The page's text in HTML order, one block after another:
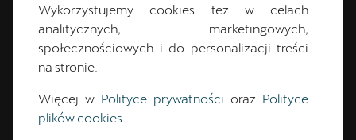
Wykorzystujemy cookies też w celach
analitycznych, marketingowych,
społecznościowych i do personalizacji treści
na stronie.
Więcej w Polityce prywatności oraz Polityce
plików cookies